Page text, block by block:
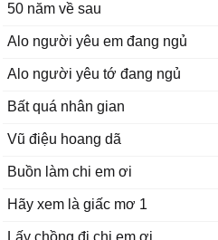
50 năm về sau
Alo người yêu em đang ngủ
Alo người yêu tớ đang ngủ
Bất quá nhân gian
Vũ điệu hoang dã
Buồn làm chi em ơi
Hãy xem là giấc mơ 1
Lấy chồng đi chị em ơi